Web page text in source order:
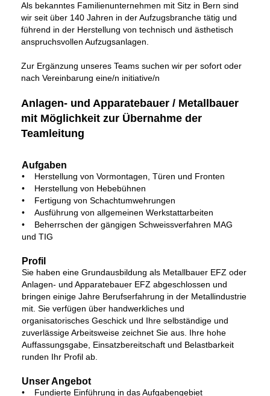
Als bekanntes Familienunternehmen mit Sitz in Bern sind
wir seit über 140 Jahren in der Aufzugsbranche tätig und
führend in der Herstellung von technisch und ästhetisch
anspruchsvollen Aufzugsanlagen.
Zur Ergänzung unseres Teams suchen wir per sofort oder
nach Vereinbarung eine/n initiative/n
Anlagen- und Apparatebauer / Metallbauer
mit Möglichkeit zur Übernahme der
Teamleitung
Aufgaben
• Herstellung von Vormontagen, Türen und Fronten
• Herstellung von Hebebühnen
• Fertigung von Schachtumwehrungen
• Ausführung von allgemeinen Werkstattarbeiten
• Beherrschen der gängigen Schweissverfahren MAG
und TIG
Profil
Sie haben eine Grundausbildung als Metallbauer EFZ oder
Anlagen- und Apparatebauer EFZ abgeschlossen und
bringen einige Jahre Berufserfahrung in der Metallindustrie
mit. Sie verfügen über handwerkliches und
organisatorisches Geschick und Ihre selbständige und
zuverlässige Arbeitsweise zeichnet Sie aus. Ihre hohe
Auffassungsgabe, Einsatzbereitschaft und Belastbarkeit
runden Ihr Profil ab.
Unser Angebot
• Fundierte Einführung in das Aufgabengebiet